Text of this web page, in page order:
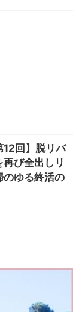
12回】脱リバ
び全出しリ
のゆる終活の